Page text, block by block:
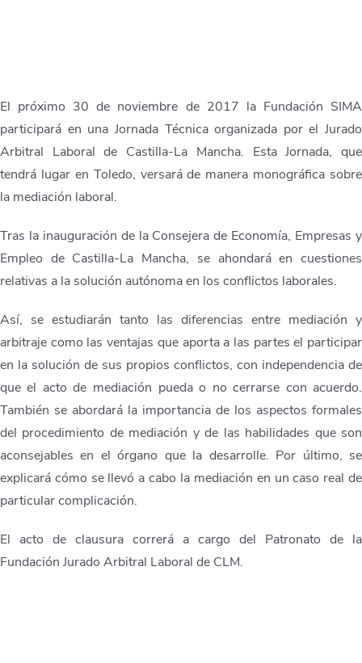
El próximo 30 de noviembre de 2017 la Fundación SIMA
participará en una Jornada Técnica organizada por el Jurado
Arbitral Laboral de Castilla-La Mancha. Esta Jornada, que
tendrá lugar en Toledo, versará de manera monográfica sobre
la mediación laboral.
Tras la inauguración de la Consejera de Economía, Empresas y
Empleo de Castilla-La Mancha, se ahondará en cuestiones
relativas a la solución autónoma en los conflictos laborales.
Así, se estudiarán tanto las diferencias entre mediación y
arbitraje como las ventajas que aporta a las partes el participar
en la solución de sus propios conflictos, con independencia de
que el acto de mediación pueda o no cerrarse con acuerdo.
También se abordará la importancia de los aspectos formales
del procedimiento de mediación y de las habilidades que son
aconsejables en el órgano que la desarrolle. Por último, se
explicará cómo se llevó a cabo la mediación en un caso real de
particular complicación.
El acto de clausura correrá a cargo del Patronato de la
Fundación Jurado Arbitral Laboral de CLM.